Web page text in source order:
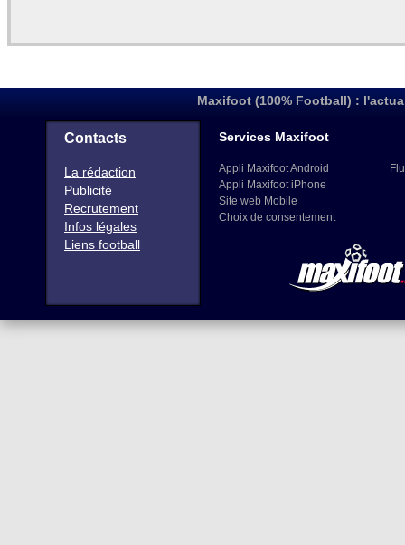
Maxifoot (100% Football) :
Contacts
La rédaction
Publicité
Recrutement
Infos légales
Liens football
Services Maxifoot
Appli Maxifoot Android
Appli Maxifoot iPhone
Site web Mobile
Choix de consentement